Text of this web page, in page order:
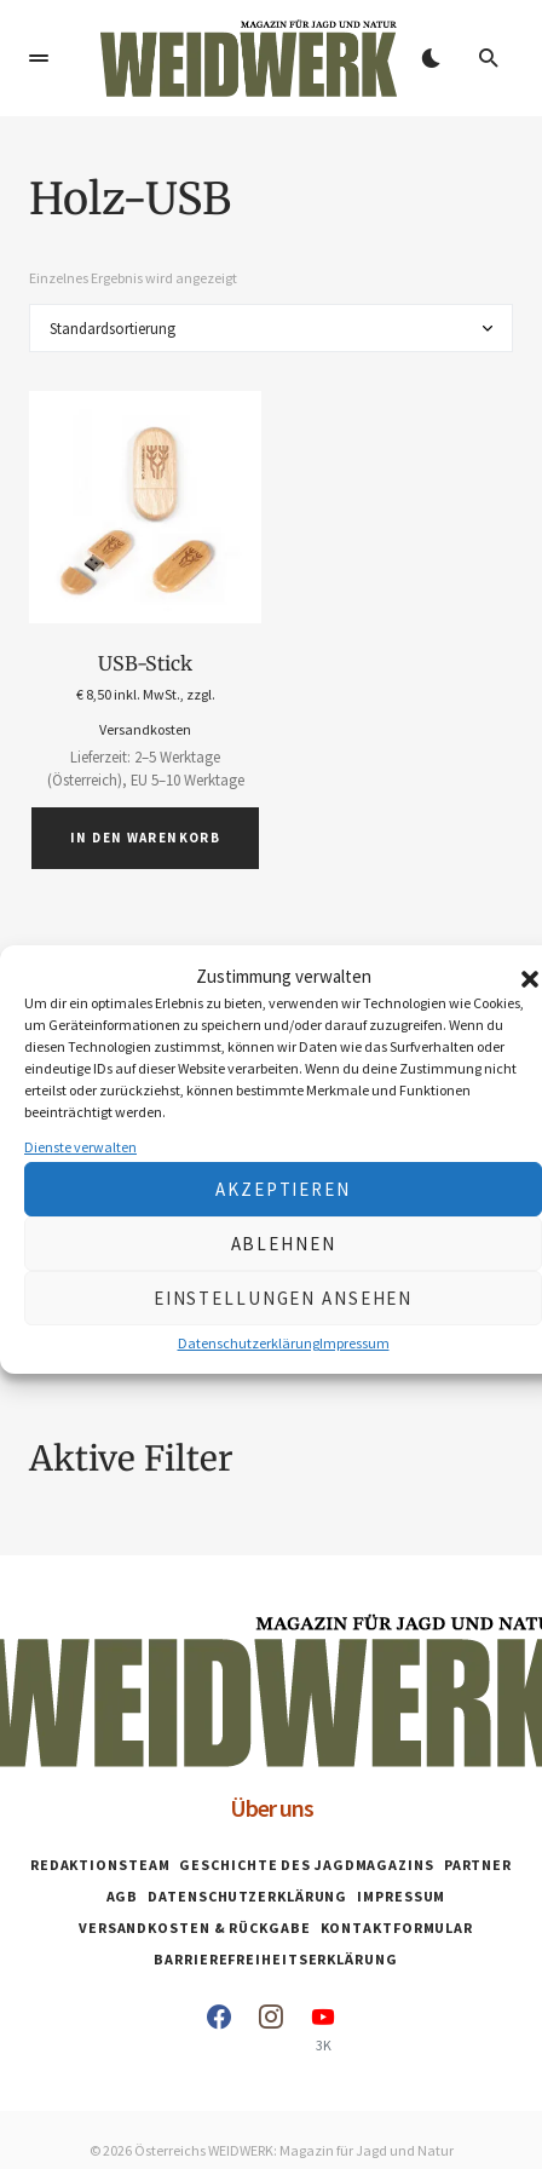
Zustimmung verwalten
Um dir ein optimales Erlebnis zu bieten, verwenden wir Technologien wie Cookies,
um Geräteinformationen zu speichern und/oder darauf zuzugreifen. Wenn du
diesen Technologien zustimmst, können wir Daten wie das Surfverhalten oder
eindeutige IDs auf dieser Website verarbeiten. Wenn du deine Zustimmung nicht
erteilst oder zurückziehst, können bestimmte Merkmale und Funktionen
beeinträchtigt werden.
Dienste verwalten
AKZEPTIEREN
ABLEHNEN
EINSTELLUNGEN ANSEHEN
DatenschutzerklärungImpressum
Holz-USB
Einzelnes Ergebnis wird angezeigt
USB-Stick
€8,50 inkl. MwSt., zzgl.
Versandkosten
Lieferzeit: 2–5 Werktage
(Österreich), EU 5–10 Werktage
IN DEN WARENKORB
ABOS
1
ACCESSOIRES
5
BEKLEIDUNG
10
BROSCHÜREN
SCHILDER NÖ-JAGDVERBAND
6
Nach Preis filtern
Aktive Filter
Über uns
REDAKTIONSTEAM GESCHICHTE DES JAGDMAGAZINS
PARTNER
AGB
DATENSCHUTZERKLÄRUNG
IMPRESSUM
VERSANDKOSTEN & RÜCKGABE
KONTAKTFORMULAR
BARRIEREFREIHEITSERKLÄRUNG
3K
© 2026 Österreichs WEIDWERK: Magazin für Jagd und Natur